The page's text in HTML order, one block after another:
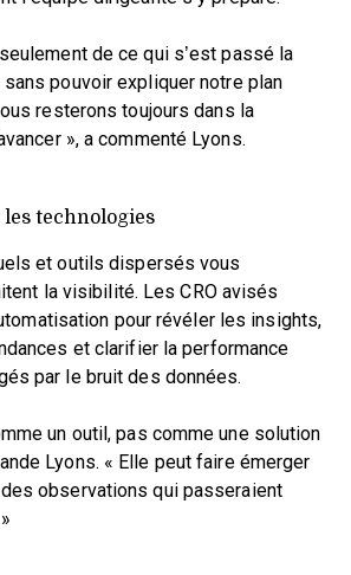
de ce qui s’est passé la
pouvoir expliquer notre plan
resterons toujours dans la
», a commenté Lyons.
technologies
et outils dispersés vous
la visibilité. Les CRO avisés
pour révéler les insights,
et clarifier la performance
par le bruit des données.
un outil, pas comme une solution
Lyons. « Elle peut faire émerger
observations qui passeraient